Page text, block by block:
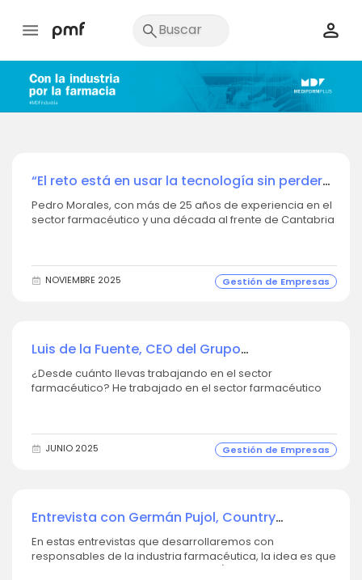
“El reto está en usar la tecnología sin perder
la cercanía y el valor humano que nos
caracteriza”
Pedro Morales, con más de 25 años de experiencia en el
sector farmacéutico y una década al frente de Cantabria
empezar… ¿Qué es lo que más te motiva de trabajar en
un sector tan dinámico...
NOVIEMBRE 2025 Gestión de Empresas
Luis de la Fuente, CEO del Grupo
Mediformplus, conversa con Salvatore
Gargano, Director General de Aboca España
¿Desde cuánto llevas trabajando en el sector
farmacéutico? He trabajado en el sector farmacéutico
extractos estandarizados naturales, proveedores de
“activos” de la mayoría de laboratorios farmacéuticos
JUNIO 2025 Gestión de Empresas
Entrevista con Germán Pujol, Country
Manager de Pranarôm
En estas entrevistas que desarrollaremos con
responsables de la industria farmacéutica, la idea es que
Luis de la Fuente sea el moderador / entrevistador, pero